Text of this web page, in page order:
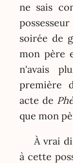
ne sais
soirée de
mon père
n'avais
première
acte de
que mon
À vrai
à cette